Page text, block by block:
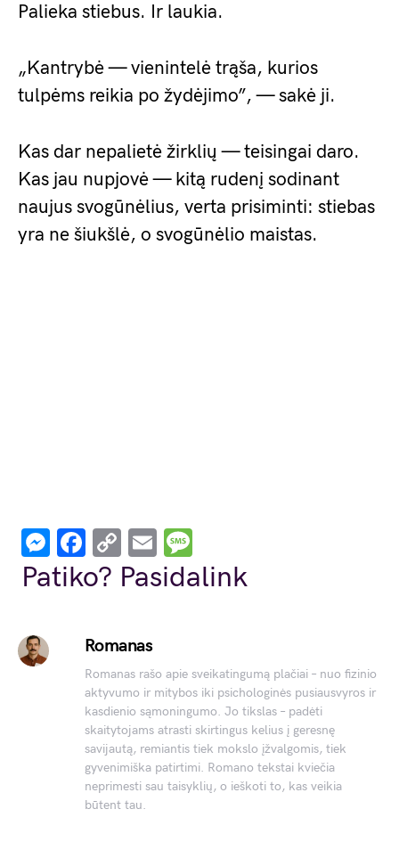
Palieka stiebus. Ir laukia.
„Kantrybė — vienintelė trąša, kurios
tulpėms reikia po žydėjimo”, — sakė ji.
Kas dar nepalietė žirklių — teisingai daro.
Kas jau nupjovė — kitą rudenį sodinant
naujus svogūnėlius, verta prisiminti: stiebas
yra ne šiukšlė, o svogūnėlio maistas.
Messenger
Facebook
Copy
Link
Email
Patiko? Pasidalink
Romanas
Romanas rašo apie sveikatingumą plačiai – nuo fizinio
aktyvumo ir mitybos iki psichologinės pusiausvyros ir
kasdienio sąmoningumo. Jo tikslas – padėti
skaitytojams atrasti skirtingus kelius į geresnę
savijautą, remiantis tiek mokslo įžvalgomis, tiek
gyvenimiška patirtimi. Romano tekstai kviečia
neprimesti sau taisyklių, o ieškoti to, kas veikia
būtent tau.